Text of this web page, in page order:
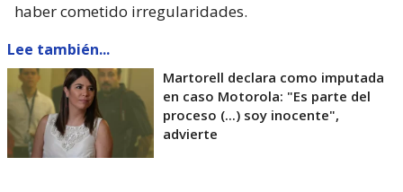
haber cometido irregularidades.
Lee también...
Martorell declara como imputada
en caso Motorola: "Es parte del
proceso (...) soy inocente",
advierte